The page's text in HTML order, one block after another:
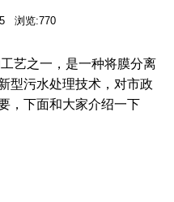
浏览:770
艺之一，是一种将膜分离
型污水处理技术，对市政
，下面和大家介绍一下